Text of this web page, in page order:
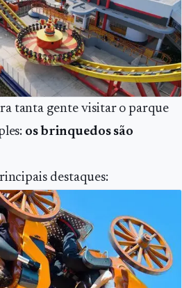
tanta gente visitar o parque
os brinquedos são
destaques: